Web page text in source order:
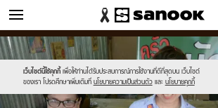
ข่าว
เว็บไซต์นี้ใช้คุกกี้ เพื่อให้ท่านได้รับประสบการณ์การใช้งานที่ดีที่สุดบน เว็บไซต์
ของเรา โปรดศึกษาเพิ่มเติมที่ นโยบายความเป็นส่วนตัว และ นโยบายคุกกี้
Sanook
//s.isanook.com/sr/0/images/logo-
new-
sanook.png
600
60
//s.isanook.com/ns/0/ud/1397/6989686/